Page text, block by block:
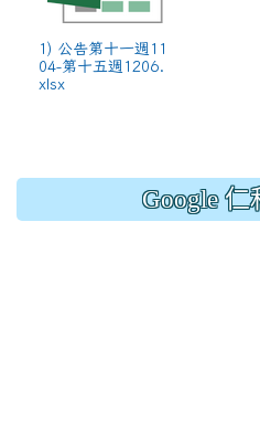
1) 公告第十一週11
04-第十五週1206.
xlsx
Google 仁